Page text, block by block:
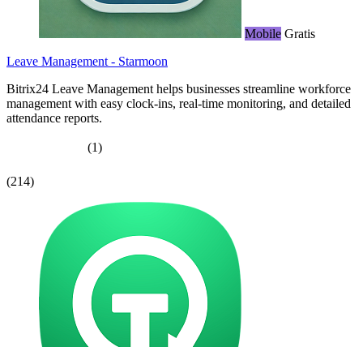
Mobile Gratis
Leave Management - Starmoon
Bitrix24 Leave Management helps businesses streamline workforce
management with easy clock-ins, real-time monitoring, and detailed
attendance reports.
(1)
(214)